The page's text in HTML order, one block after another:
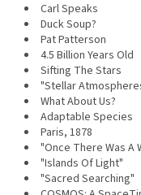
Carl Speaks
Duck Soup?
Pat Patterson
4.5 Billion Years Old
Sifting The Stars
"Stellar
What About Us?
Adaptable Species
Paris, 1878
"Once There Was A
"Islands Of Light"
"Sacred Searching"